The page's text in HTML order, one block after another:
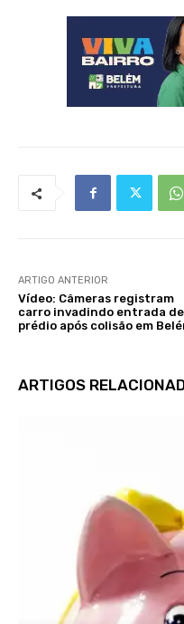
ARTIGO ANTERIOR
Vídeo: Câmeras registram
carro invadindo entrada de
prédio após colisão em
ARTIGOS